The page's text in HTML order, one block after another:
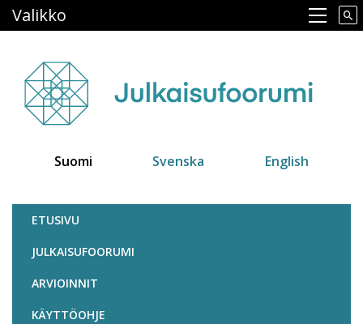
pääsisältöön
Main navigation
Valikko
Suomi Svenska English
Julkaisufoorumi
ETUSIVU
JULKAISUFOORUMI
ARVIOINNIT
KÄYTTÖOHJE